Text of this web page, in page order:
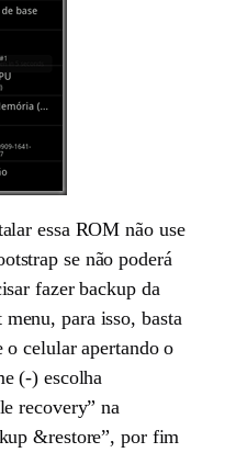
essa ROM não use
se não poderá
fazer backup da
para isso, basta
celular apertando o
(-) escolha
recovery” na
&restore”, por fim